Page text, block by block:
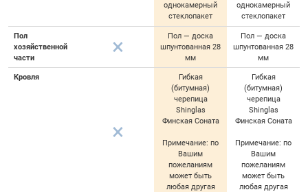
однокамерный
стеклопакет
однокамерный
стеклопакет
Пол
хозяйственной
части
Пол — доска
шпунтованная 28
мм
Пол — доска
шпунтованная 28
мм
Кровля
Гибкая
(битумная)
черепица
Shinglas
Финская Соната
Примечание: по
Вашим
пожеланиям
может быть
любая другая
Гибкая
(битумная)
черепица
Shinglas
Финская Соната
Примечание: по
Вашим
пожеланиям
может быть
любая другая